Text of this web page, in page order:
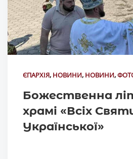
ЄПАРХІЯ, НОВИНИ, НОВИНИ,
Божественна
храмі «Всіх
Української»